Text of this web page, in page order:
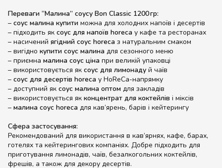
Переваги “Малина” соусу Bon Classic 1200 гр:
– соус малина купити можна для холодних напоїв і десертів
– підходить як соус для напоїв horeca у кафе та ресторанах
– насичений ягідний соус horeca з натуральним смаком
– вигідно купити соус малина для сезонного меню
– приємна малина соус ціна при великій упаковці
– використовується як соус для лимонаду й чаїв
– соус для десертів horeca у HoReCa-напрямку
– доступний як соус малина оптом для закладів
– використовується як концентрат для коктейлів і міксів
– малина соус horeca для кав’ярень, барів і кейтерингу
Сфера застосування:
Рекомендований для використання в кав’ярнях, кафе, барах,
готелях та кейтерингових компаніях. Добре підходить для
приготування лимонадів, чаїв, безалкогольних коктейлів,
фрешів, а також для декору десертів.